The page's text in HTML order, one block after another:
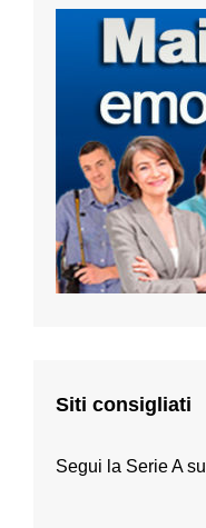
Siti consigliati
Segui la Serie A su